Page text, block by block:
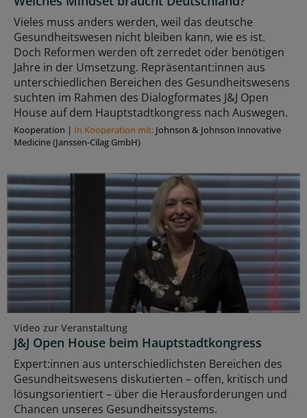
Vieles muss anders werden, weil das deutsche
Gesundheitswesen nicht bleiben kann, wie es ist.
Doch Reformen werden oft zerredet oder benötigen
Jahre in der Umsetzung. Repräsentant:innen aus
unterschiedlichen Bereichen des Gesundheitswesens
suchten im Rahmen des Dialogformates J&J Open
House auf dem Hauptstadtkongress nach Auswegen.
Kooperation | In Kooperation mit: Johnson & Johnson Innovative
Medicine (Janssen-Cilag GmbH)
Video zur Veranstaltung
J&J Open House beim Hauptstadtkongress
Expert:innen aus unterschiedlichsten Bereichen des
Gesundheitswesens diskutierten – offen, kritisch und
lösungsorientiert – über die Herausforderungen und
Chancen unseres Gesundheitssystems.